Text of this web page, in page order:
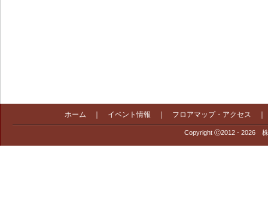
ホーム イベント情報 フロアマップ・アクセス
Copyright Ⓒ2012 - 2026 株